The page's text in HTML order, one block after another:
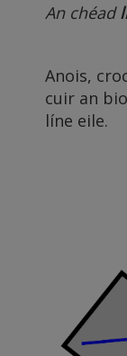
An chéad
Anois,
cuir an
líne eile.